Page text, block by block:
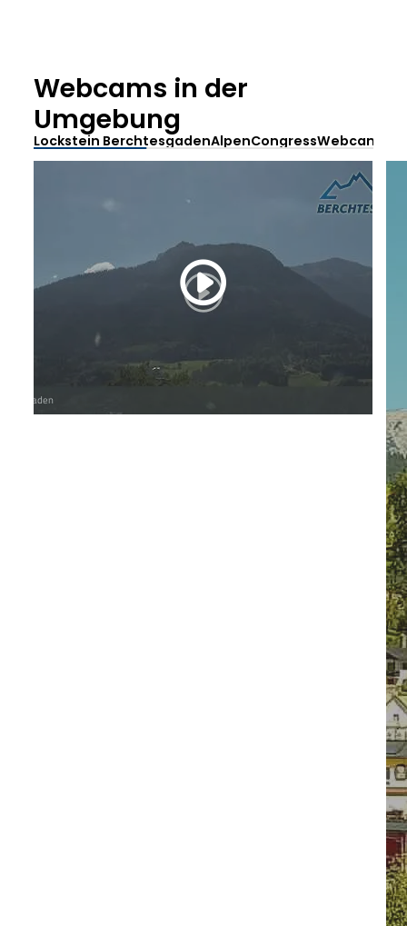
Webcams in der
Umgebung
Lockstein BerchtesgadenAlpenCongressWebcam